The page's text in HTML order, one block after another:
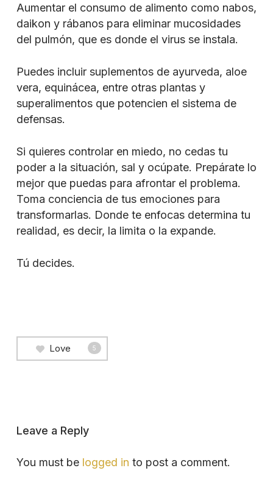
Aumentar el consumo de alimento como nabos,
daikon y rábanos para eliminar mucosidades
del pulmón, que es donde el virus se instala.
Puedes incluir suplementos de ayurveda, aloe
vera, equinácea, entre otras plantas y
superalimentos que potencien el sistema de
defensas.
Si quieres controlar en miedo, no cedas tu
poder a la situación, sal y ocúpate. Prepárate lo
mejor que puedas para afrontar el problema.
Toma conciencia de tus emociones para
transformarlas. Donde te enfocas determina tu
realidad, es decir, la limita o la expande.
Tú decides.
Love 5
Leave a Reply
You must be logged in to post a comment.